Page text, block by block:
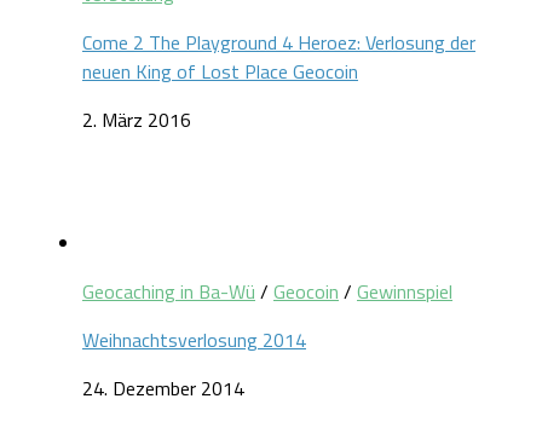
Come 2 The Playground 4 Heroez: Verlosung der
neuen King of Lost Place Geocoin
2. März 2016
Geocaching in Ba-Wü / Geocoin / Gewinnspiel
Weihnachtsverlosung 2014
24. Dezember 2014